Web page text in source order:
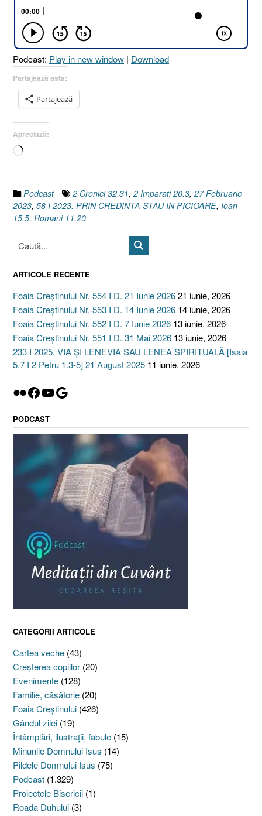
ÎN
[Romani
11.20
I
2
Imparati
20.3
2
Cronici
Podcast: Play in new window | Download
Partajează asta:
Partajează
Apreciază:
Încarc...
Podcast 2 Cronici 32.31, 2 Imparati 20.3, 27 Februarie
2023, 58 I 2023. PRIN CREDINTA STAU IN PICIOARE, Ioan
15.5, Romani 11.20
ARTICOLE RECENTE
Foaia Creștinului Nr. 554 I D. 21 Iunie 202621 iunie, 2026
Foaia Creștinului Nr. 553 I D. 14 Iunie 2026 14 iunie, 2026
Foaia Creștinului Nr. 552 I D. 7 Iunie 2026 13 iunie, 2026
Foaia Creștinului Nr. 551 I D. 31 Mai 2026 13 iunie, 2026
233 I 2025. VIA ȘI LENEVIA SAU LENEA SPIRITUALĂ [Isaia
5.7 I 2 Petru 1.3-5] 21 August 2025 11 iunie, 2026
Flickr
Facebook
YouTube
Google
PODCAST
CATEGORII ARTICOLE
Cartea veche (43)
Creşterea copiilor (20)
Evenimente (128)
Familie, căsătorie (20)
Foaia Creştinului (426)
Gândul zilei (19)
Întâmplări, ilustraţii, fabule (15)
Minunile Domnului Isus (14)
Pildele Domnului Isus (75)
Podcast (1.329)
Proiectele Bisericii (1)
Roada Duhului (3)